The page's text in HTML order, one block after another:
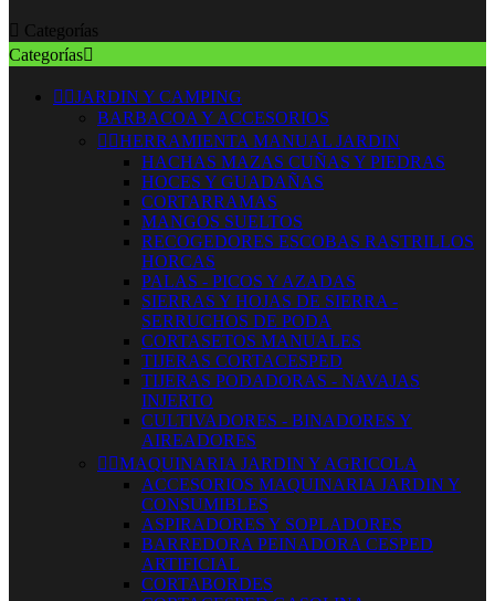
 Categorías
Categorías
 JARDIN Y CAMPING
BARBACOA Y ACCESORIOS
 HERRAMIENTA MANUAL JARDIN
HACHAS MAZAS CUÑAS Y PIEDRAS
HOCES Y GUADAÑAS
CORTARRAMAS
MANGOS SUELTOS
RECOGEDORES ESCOBAS RASTRILLOS
HORCAS
PALAS - PICOS Y AZADAS
SIERRAS Y HOJAS DE SIERRA -
SERRUCHOS DE PODA
CORTASETOS MANUALES
TIJERAS CORTACESPED
TIJERAS PODADORAS - NAVAJAS
INJERTO
CULTIVADORES - BINADORES Y
AIREADORES
 MAQUINARIA JARDIN Y AGRICOLA
ACCESORIOS MAQUINARIA JARDIN Y
CONSUMIBLES
ASPIRADORES Y SOPLADORES
BARREDORA PEINADORA CESPED
ARTIFICIAL
CORTABORDES